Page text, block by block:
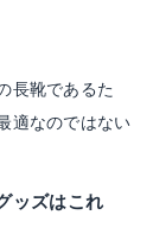
長靴であるた
適なのではない
ッズはこれ